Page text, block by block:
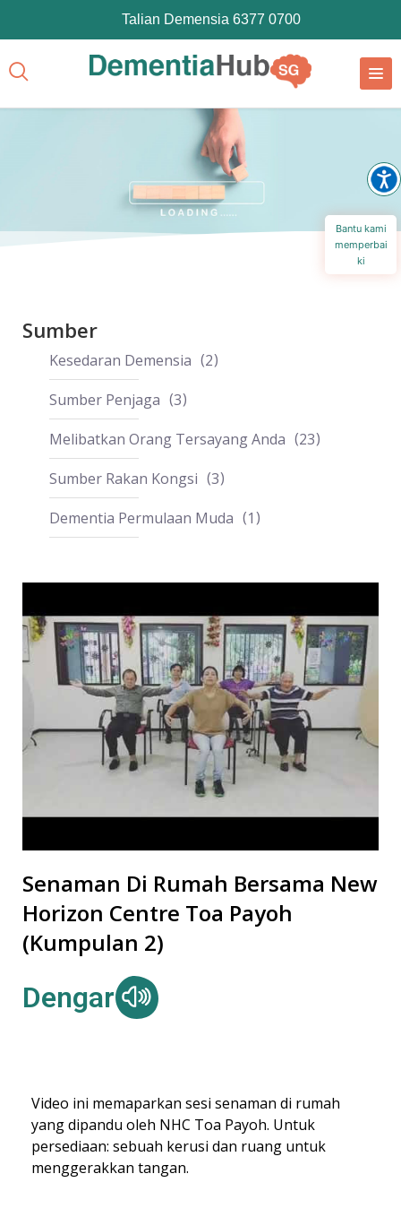
Bantu kami
memperbai
ki
Talian Demensia 6377 0700
Sumber
Kesedaran Demensia
2
Sumber Penjaga
3
Melibatkan Orang Tersayang Anda
23
Sumber Rakan Kongsi
3
Dementia Permulaan Muda
1
Senaman Di Rumah Bersama New
Horizon Centre Toa Payoh
(Kumpulan 2)
Dengar
Video ini memaparkan sesi senaman di rumah
yang dipandu oleh NHC Toa Payoh. Untuk
persediaan: sebuah kerusi dan ruang untuk
menggerakkan tangan.